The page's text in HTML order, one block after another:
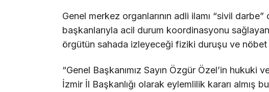
Genel merkez organlarının adli ilamı “sivil
başkanlarıyla acil durum koordinasyonu
örgütün sahada izleyeceği fiziki duruşu ve nöbet
“Genel Başkanımız Sayın Özgür Özel’in hukuki
İzmir İl Başkanlığı olarak eylemlilik kararı almış